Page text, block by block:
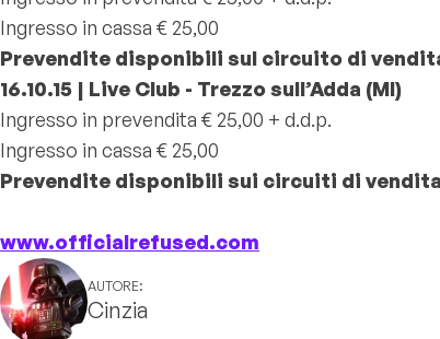
Ingresso in cassa € 25,00
Prevendite disponibili sul circuito di
16.10.15 | Live Club - Trezzo sull’Adda (MI)
Ingresso in prevendita € 25,00 + d.d.p.
Ingresso in cassa € 25,00
Prevendite disponibili sui circuiti di
www.officialrefused.com
AUTORE:
Cinzia